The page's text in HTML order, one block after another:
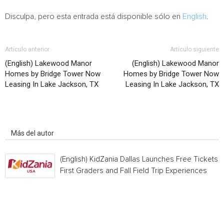
Disculpa, pero esta entrada está disponible sólo en English
Artículo anterior
(English) Lakewood Manor
Homes by Bridge Tower Now
Leasing In Lake Jackson, TX
Artículo siguiente
(English) Lakewood Manor
Homes by Bridge Tower Now
Leasing In Lake Jackson, TX
Más del autor
(English) KidZania Dallas Launches Free Tickets
First Graders and Fall Field Trip Experiences